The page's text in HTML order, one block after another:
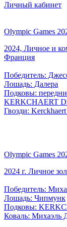
Личный кабинет
Olympic Games
2024, Личное и
Франция
Победитель:
Лошадь: Далера
Подковы:
KERKCHAERT
Гвозди:
Olympic Games
2024 г. Личное
Победитель:
Лошадь: Чипмунк
Подковы:
Коваль: Михаэль